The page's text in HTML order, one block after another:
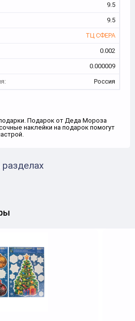
9.5
9.5
ТЦ СФЕРА
0.002
0.000009
Россия
Подарок от Деда Мороза
наклейки на подарок помогут